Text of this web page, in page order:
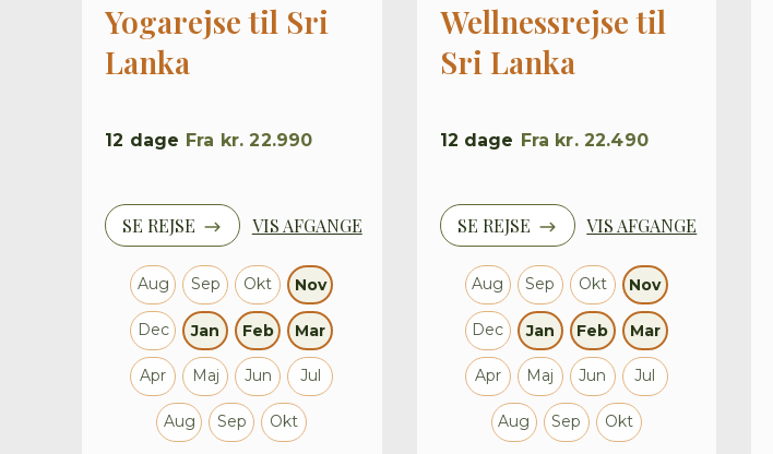
Yogarejse til Sri
Lanka
12 dage Fra kr. 22.990
SE REJSE VIS AFGANGE
Aug Sep Okt Nov
Dec Jan Feb Mar
Apr Maj Jun Jul
Aug Sep Okt
Wellnessrejse til
Sri Lanka
12 dage Fra kr. 22.490
SE REJSE VIS AFGANGE
Aug Sep Okt Nov
Dec Jan Feb Mar
Apr Maj Jun Jul
Aug Sep Okt